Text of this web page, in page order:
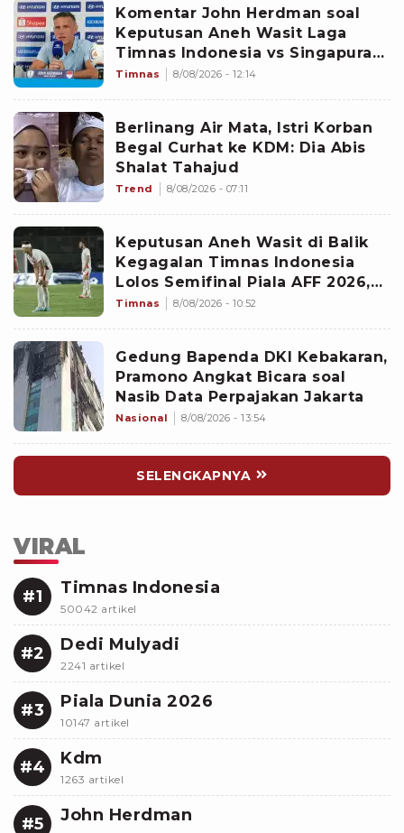
Komentar John Herdman soal
Keputusan Aneh Wasit Laga
Timnas Indonesia vs Singapura
di Piala AFF 2026: Percuma
Timnas 8/08/2026 - 12:14
Berlinang Air Mata, Istri Korban
Begal Curhat ke KDM: Dia Abis
Shalat Tahajud
Trend 8/08/2026 - 07:11
Keputusan Aneh Wasit di Balik
Kegagalan Timnas Indonesia
Lolos Semifinal Piala AFF 2026,
Untungkan Singapura dan
Timnas 8/08/2026 - 10:52
Gedung Bapenda DKI Kebakaran,
Pramono Angkat Bicara soal
Nasib Data Perpajakan Jakarta
Nasional 8/08/2026 - 13:54
SELENGKAPNYA
VIRAL
#1 Timnas Indonesia
50042 artikel
#2 Dedi Mulyadi
2241 artikel
#3 Piala Dunia 2026
10147 artikel
#4 Kdm
1263 artikel
#5 John Herdman